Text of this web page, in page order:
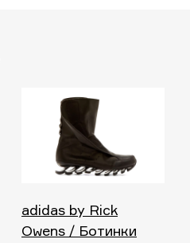
adidas by Rick
Owens / Ботинки